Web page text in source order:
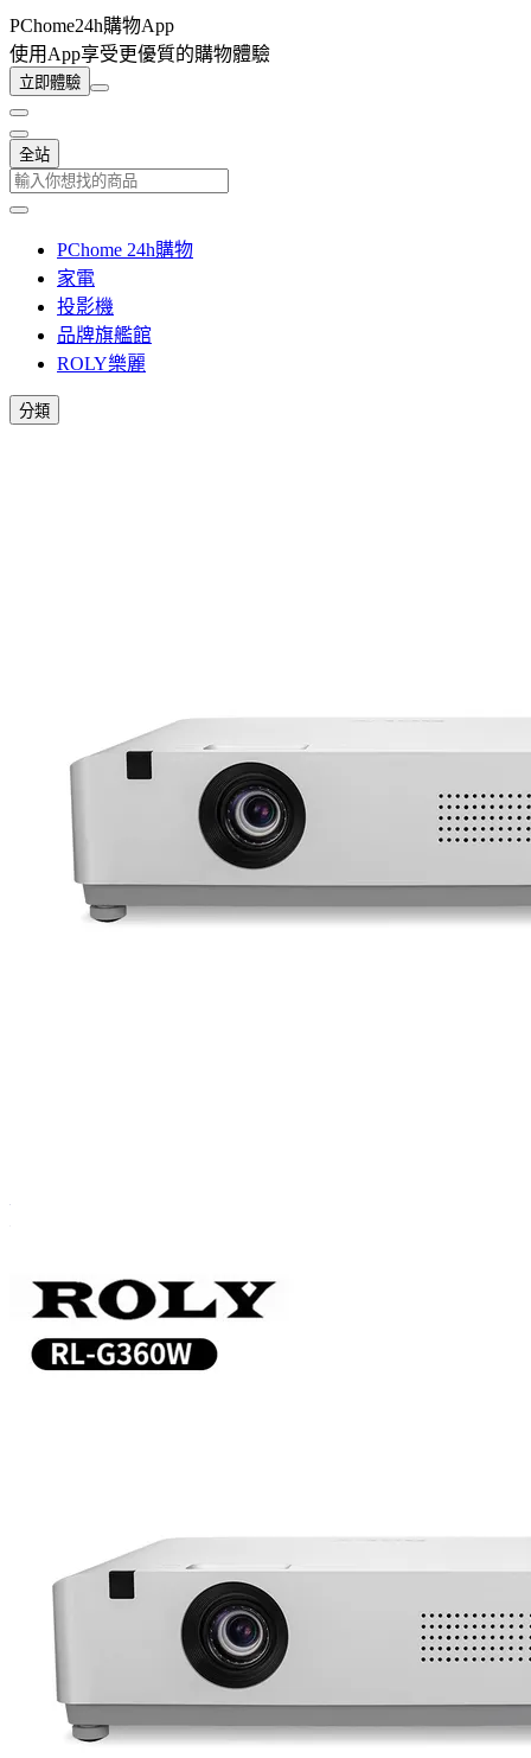
PChome24h購物App
使用App享受更優質的購物體驗
立即體驗
全站
PChome 24h購物
家電
投影機
品牌旗艦館
ROLY樂麗
分類